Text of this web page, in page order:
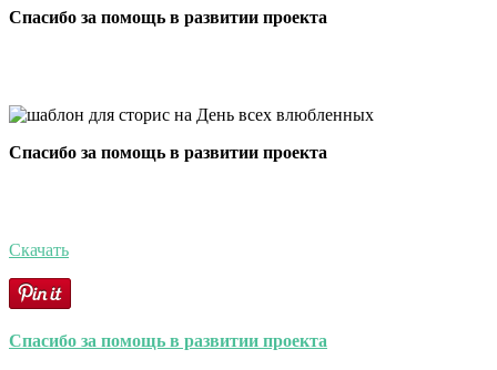
Спасибо за помощь в развитии проекта
Спасибо за помощь в развитии проекта
Скачать
Спасибо за помощь в развитии проекта